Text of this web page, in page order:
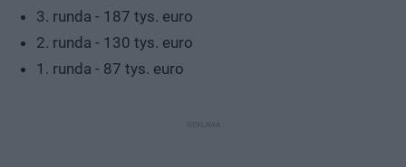
3. runda - 187 tys. euro
2. runda - 130 tys. euro
1. runda - 87 tys. euro